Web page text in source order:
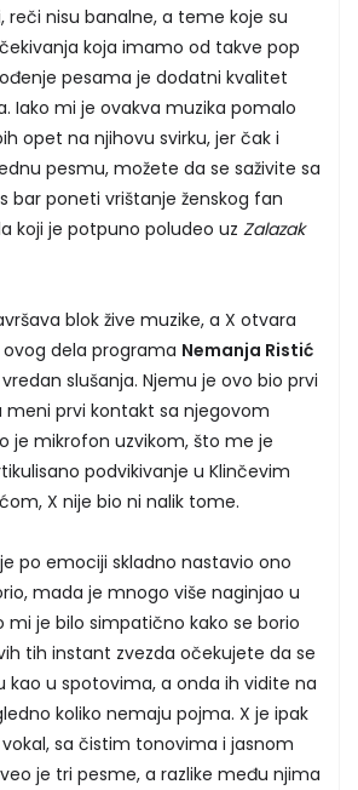
reči nisu banalne, a teme koje su
koja imamo od takve pop
pesama je dodatni kvalitet
Iako mi je ovakva muzika pomalo
opet na njihovu svirku, jer čak i
pesmu, možete da se saživite sa
bar poneti vrištanje ženskog fan
koji je potpuno poludeo uz Zalazak
blok žive muzike, a X otvara
ovog dela programa Nemanja Ristić
slušanja. Njemu je ovo bio prvi
meni prvi kontakt sa njegovom
je mikrofon uzvikom, što me je
podvikivanje u Klinčevim
X nije bio ni nalik tome.
po emociji skladno nastavio ono
mada je mnogo više naginjao u
mi je bilo simpatično kako se borio
tih instant zvezda očekujete da se
kao u spotovima, a onda ih vidite na
koliko nemaju pojma. X je ipak
sa čistim tonovima i jasnom
je tri pesme, a razlike među njima